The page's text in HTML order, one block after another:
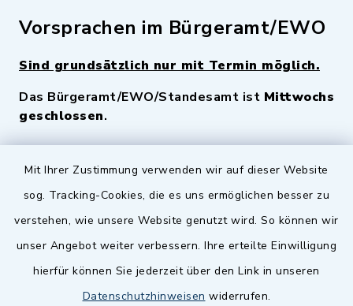
Mit Ihrer Zustimmung verwenden wir auf dieser Website
sog. Tracking-Cookies, die es uns ermöglichen besser zu
verstehen, wie unsere Website genutzt wird. So können wir
unser Angebot weiter verbessern. Ihre erteilte Einwilligung
hierfür können Sie jederzeit über den Link in unseren
Datenschutzhinweisen widerrufen.
Vorsprachen im Bürgeramt/EWO
Sind grundsätzlich nur mit Termin möglich.
Das Bürgeramt/EWO/Standesamt ist Mittwochs
geschlossen.
Quicklinks
Zenngrund Allianz
Dillenberggruppe